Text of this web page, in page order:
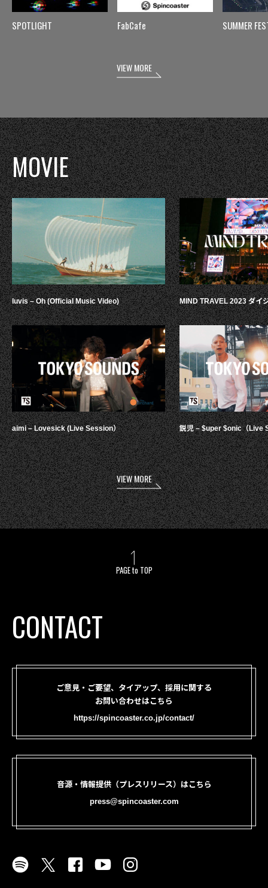
SPOTLIGHT FabCafe SUMMER
VIEW MORE
MOVIE
luvis – Oh (Official Music Video)
aimi – Lovesick (Live Session）
MIND TRAVEL 2023 ダイ
鋭児 – $uper $onic（Live
VIEW MORE
PAGE to TOP
CONTACT
ご意見・ご要望、タイアップ、採用に関する
お問い合わせはこちら
https://spincoaster.co.jp/contact/
音源・情報提供（プレスリリース）はこちら
press@spincoaster.com